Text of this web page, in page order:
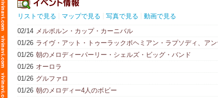
リストで見る マップで見る 写真で見る
動画で見る
02/14 メルボルン・カップ・カーニバル
01/26 ライヴ・アット・トゥーラックボヘミアン・ラプソディ、アン
ンブル・リエゾン
01/26 朝のメロディーパーリー・シェルズ・ビッグ・バンド
01/26 オーロラ
01/26 グルファロ
01/26 朝のメロディー4人のボビー